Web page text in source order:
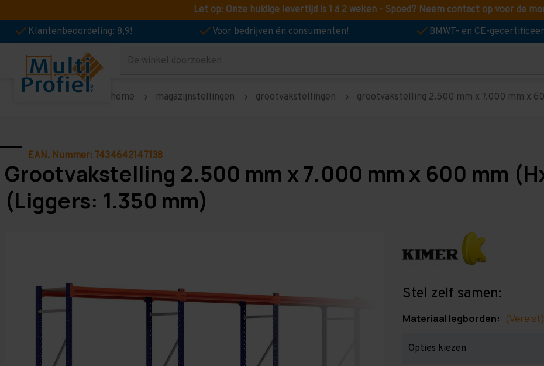
Let op: Onze huidige levertijd is 1 á 2 weken - Spoed? Neem contact op voor de
Klantenbeoordeling: 8,9!
Voor bedrijven én consumenten! BMWT- en CE-
Zoeken
home magazijnstellingen grootvakstellingen grootvakstelling 2.500 mm x 7.000 mm x
EAN. Nummer: 7434642147138
Grootvakstelling 2.500 mm x 7.000 mm x 600 mm
(Liggers: 1.350 mm)
Stel zelf samen:
Materiaal legborden: (Vereist)